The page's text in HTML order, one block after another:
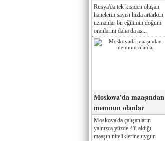
Rusya'da tek kişiden oluşan
hanelerin sayısı hızla artarken
uzmanlar bu eğilimin doğum
oranlarını daha da aş...
Moskova'da maaşından
memnun olanlar
Moskova'da çalışanların
yalnızca yüzde 4'ü aldığı
maaşın niteliklerine uygun